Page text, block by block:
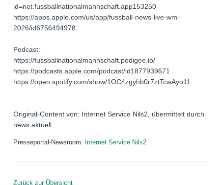
id=net.fussballnationalmannschaft.app153250
https://apps.apple.com/us/app/fussball-news-live-wm-
2026/id6756494978
Podcast:
https://fussballnationalmannschaft.podigee.io/
https://podcasts.apple.com/podcast/id1877939671
https://open.spotify.com/show/1OC4zgyhb0r7ztTcwAyo11
Original-Content von: Internet Service Nils2, übermittelt durch
news aktuell
Presseportal-Newsroom: Internet Service Nils2
Zurück zur Übersicht